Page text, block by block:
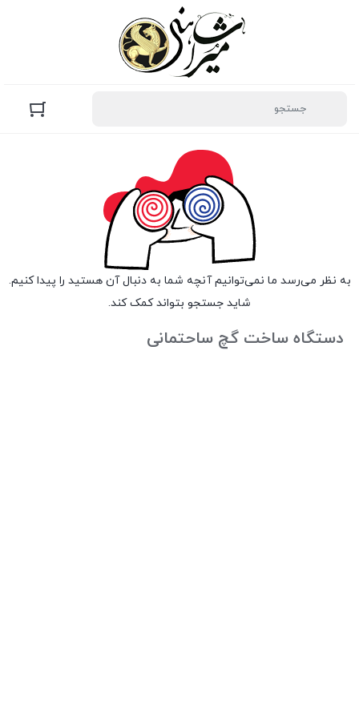
به نظر می‌رسد ما نمی‌توانیم آنچه شما به دنبال آن هستید را پیدا کنیم.
شاید جستجو بتواند کمک کند.
دستگاه ساخت گچ ساحتمانی